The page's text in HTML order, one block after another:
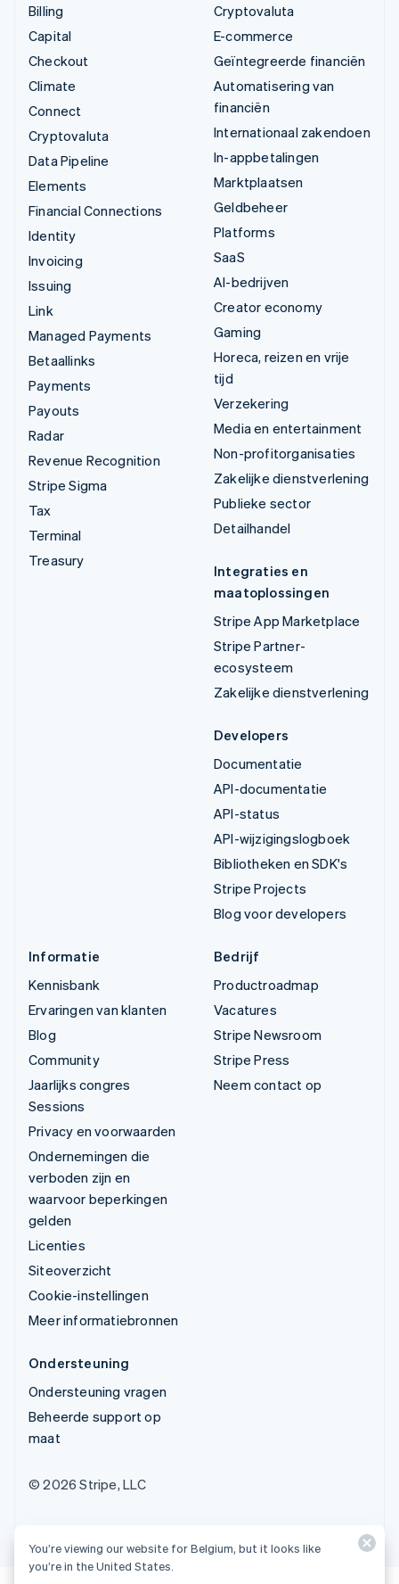
Billing
Capital
Checkout
Climate
Connect
Cryptovaluta
Data Pipeline
Elements
Financial Connections
Identity
Invoicing
Issuing
Link
Managed Payments
Betaallinks
Payments
Payouts
Radar
Revenue Recognition
Stripe Sigma
Tax
Terminal
Treasury
Cryptovaluta
E-commerce
Geïntegreerde financiën
Automatisering van
financiën
Internationaal zakendoen
In-appbetalingen
Marktplaatsen
Geldbeheer
Platforms
SaaS
AI-bedrijven
Creator economy
Gaming
Horeca, reizen en vrije
tijd
Verzekering
Media en entertainment
Non-profitorganisaties
Zakelijke dienstverlening
Publieke sector
Detailhandel
Integraties en
maatoplossingen
Stripe App Marketplace
Stripe Partner-
ecosysteem
Zakelijke dienstverlening
Developers
Documentatie
API-documentatie
API-status
API-wijzigingslogboek
Bibliotheken en SDK's
Stripe Projects
Blog voor developers
Informatie
Kennisbank
Ervaringen van klanten
Blog
Community
Jaarlijks congres
Sessions
Privacy en voorwaarden
Ondernemingen die
verboden zijn en
waarvoor beperkingen
gelden
Licenties
Siteoverzicht
Cookie-instellingen
Meer informatiebronnen
Bedrijf
Productroadmap
Vacatures
Stripe Newsroom
Stripe Press
Neem contact op
Ondersteuning
Ondersteuning vragen
Beheerde support op
maat
© 2026 Stripe, LLC
You’re viewing our website for Belgium, but it looks like
you’re in the United States.